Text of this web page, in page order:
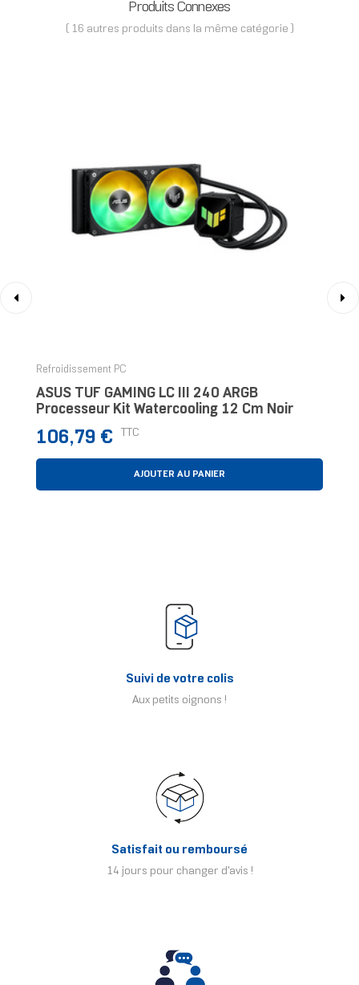
Produits Connexes
( 16 autres produits dans la même catégorie )
Refroidissement PC
ASUS TUF GAMING LC III 240 ARGB
Processeur Kit Watercooling 12 Cm Noir
Prix
106,79 € TTC
AJOUTER AU PANIER
Suivi de votre colis
Aux petits oignons !
Satisfait ou remboursé
14 jours pour changer d'avis !